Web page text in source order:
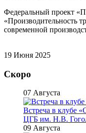
Федеральный проект
«Производительность
современной
19 Июня 2025
Скоро
07 Августа
Встреча в клубе
ЦГБ им. Н.В.
09 Августа